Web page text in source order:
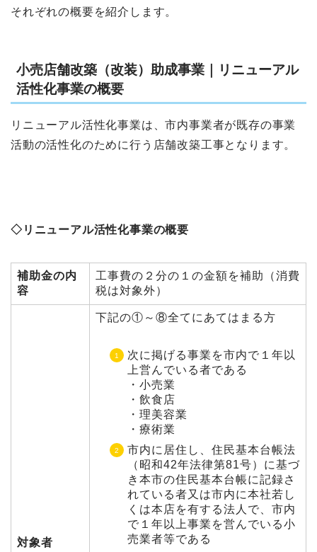
それぞれの概要を紹介します。
小売店舗改築（改装）助成事業｜リニューアル
活性化事業の概要
リニューアル活性化事業は、市内事業者が既存の事業
活動の活性化のために行う店舗改築工事となります。
◇リニューアル活性化事業の概要
補助金の内
容
工事費の２分の１の金額を補助（消費
税は対象外）
対象者
下記の①～⑧全てにあてはまる方
次に掲げる事業を市内で１年以
上営んでいる者である
・小売業
・飲食店
・理美容業
・療術業
市内に居住し、住民基本台帳法
（昭和42年法律第81号）に基づ
き本市の住民基本台帳に記録さ
れている者又は市内に本社若し
くは本店を有する法人で、市内
で１年以上事業を営んでいる小
売業者等である